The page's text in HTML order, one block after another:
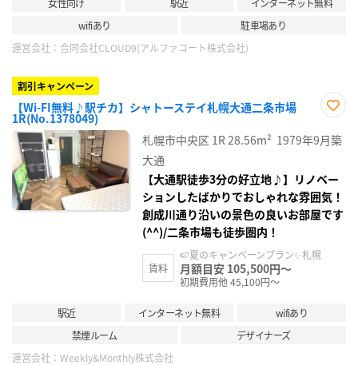
wifiあり
駐車場あり
運営会社： 合同会社CLOUD9(アルファコート株式会社)
割引キャンペーン
【Wi-FI無料♪駅チカ】シャトーステイ札幌大通二条市場
1R(No.1378049)
に入
り登
札幌市中央区 1R 28.56m² 1979年9月築
大通
【大通駅徒歩3分の好立地♪】リノベー
ションしたばかりでおしゃれな雰囲気！
創成川通り沿いの景色の良いお部屋です
(^^)/二条市場も徒歩圏内！
賃料
🍉夏のキャンペーンプラン✨札幌
月額目安 105,500円～
初期費用他 45,100円～
駅近 インターネット無料
wifiあり
禁煙ルーム
デザイナーズ
運営会社： Weekly&Monthly株式会社